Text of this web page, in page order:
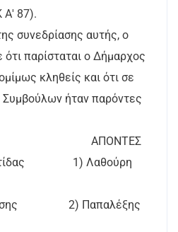
Α' 87).
συνεδρίασης αυτής, ο
παρίσταται ο Δήμαρχος
κληθείς και ότι σε
ήταν παρόντες
ΑΠΟΝΤΕΣ
1) Λαθούρη
2) Παπαλέξης